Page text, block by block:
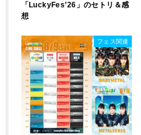
「LuckyFes’26」のセトリ＆感
想
フェス関連